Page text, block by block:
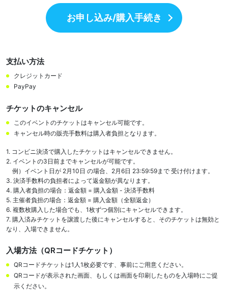
お申し込み/購入手続き
支払い方法
クレジットカード
PayPay
チケットのキャンセル
このイベントのチケットはキャンセル可能です。
キャンセル時の販売手数料は購入者負担となります。
1. コンビニ決済で購入したチケットはキャンセルできません。
2. イベントの3日前までキャンセルが可能です。
3. 決済手数料の負担者によって返金額が異なります。
4. 購入者負担の場合：返金額 = 購入金額 - 決済手数料
5. 主催者負担の場合：返金額 = 購入金額（全額返金）
6. 複数枚購入した場合でも、1枚ずつ個別にキャンセルできます。
7. 購入済みチケットを譲渡した後にキャンセルすると、そのチケットは無効と
なり、入場できません。
入場方法（QRコードチケット）
QRコードチケットは1人1枚必要です、事前にご用意ください。
QRコードが表示された画面、もしくは画面を印刷したものを入場時にご提
示ください。